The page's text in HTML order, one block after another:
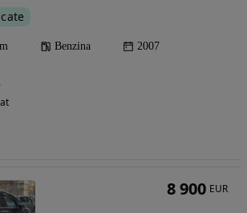
Benzina 2007
8 900 EUR